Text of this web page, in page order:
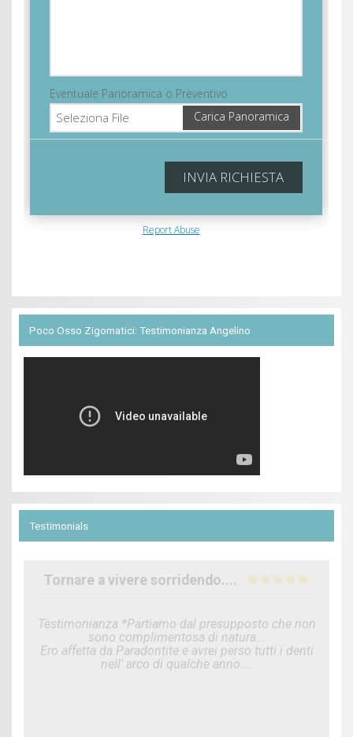
Poco Osso Zigomatici: Testimonianza Angelino
Testimonials
Tornare a vivere sorridendo....
Testimonianza *Partiamo dal presupposto che non
sono complimentosa di natura...
Ero affetta da Paradontite e avrei perso tutti i denti
nell' arco di qualche anno....